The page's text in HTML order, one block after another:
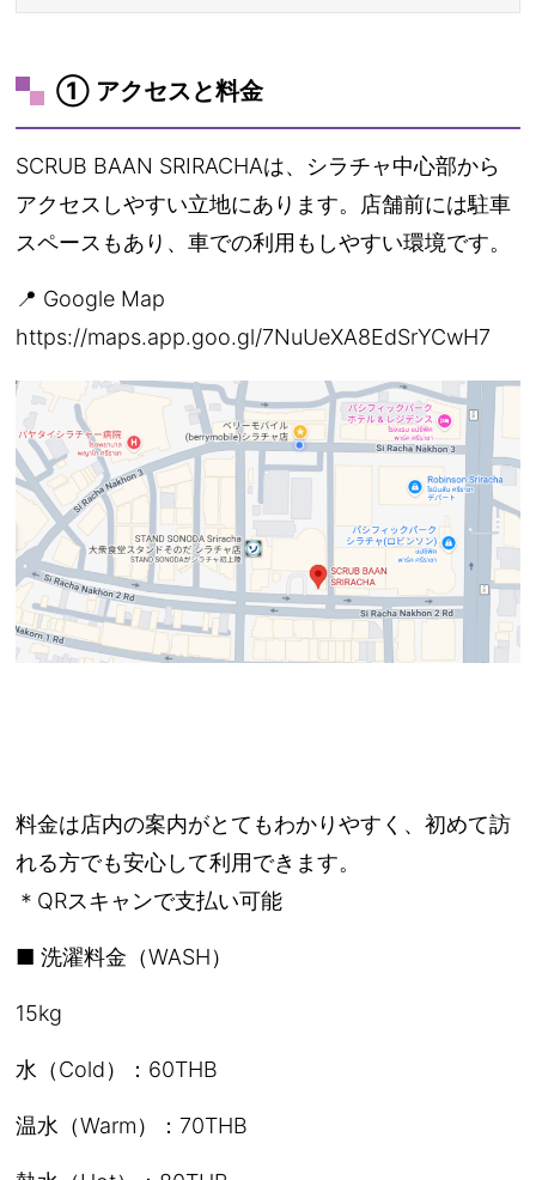
① アクセスと料金
SCRUB BAAN SRIRACHAは、シラチャ中心部から
アクセスしやすい立地にあります。店舗前には駐車
スペースもあり、車での利用もしやすい環境です。
📍 Google Map
https://maps.app.goo.gl/7NuUeXA8EdSrYCwH7
料金は店内の案内がとてもわかりやすく、初めて訪
れる方でも安心して利用できます。
＊QRスキャンで支払い可能
■ 洗濯料金（WASH）
15kg
水（Cold）：60THB
温水（Warm）：70THB